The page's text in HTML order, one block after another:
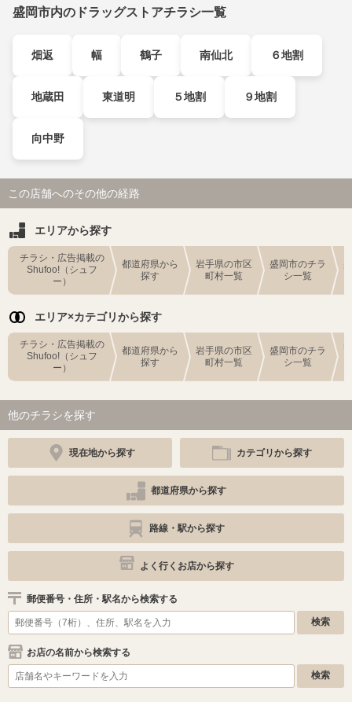
盛岡市内のドラッグストアチラシ一覧
畑返 幅 鶴子 南仙北 ６地割
地蔵田 東道明 ５地割 ９地割
向中野
この店舗へのその他の経路
エリアから探す
チラシ・広告掲載の
Shufoo!（シュフ
ー）
都道府県から
探す
岩手県の市区
町村一覧
盛岡市のチラ
シ一覧
エリア×カテゴリから探す
チラシ・広告掲載の
Shufoo!（シュフ
ー）
都道府県から
探す
岩手県の市区
町村一覧
盛岡市のチラ
シ一覧
他のチラシを探す
現在地から探す カテゴリから探す
都道府県から探す
路線・駅から探す
よく行くお店から探す
郵便番号・住所・駅名から検索する
お店の名前から検索する